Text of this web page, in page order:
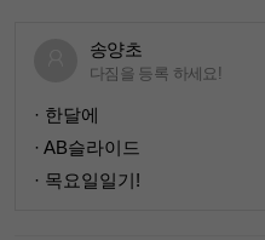
송양초
다짐을 등록 하세요!
· 한달에
· AB슬라이드
· 목요일일기!